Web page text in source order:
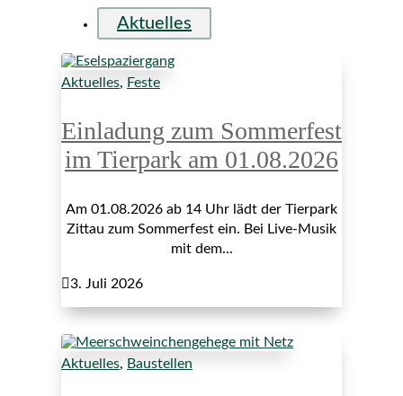
Aktuelles
Aktuelles, Feste
Einladung zum Sommerfest
im Tierpark am 01.08.2026
Am 01.08.2026 ab 14 Uhr lädt der Tierpark
Zittau zum Sommerfest ein. Bei Live-Musik
mit dem...
3. Juli 2026
Aktuelles, Baustellen